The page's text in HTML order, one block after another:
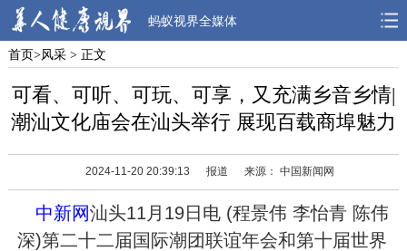
蚂蚁视界全媒体
首页 焦点 观点
人物 风采 先锋
观察 解读 健康
首页>风采> 正文
可看、可听、可玩、可享，又充满乡音乡情|
潮汕文化庙会在汕头举行 展现百载商埠魅力
2024-11-20 20:39:13 报道 来源： 中国新闻网
中新网汕头11月19日电 (程景伟 李怡青 陈伟
深)第二十二届国际潮团联谊年会和第十届世界